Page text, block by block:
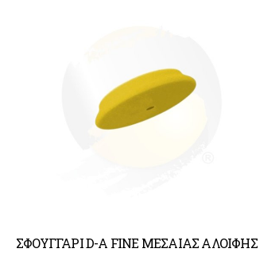
ΣΦΟΥΓΓΑΡΙ D-A FINE ΜΕΣΑΙΑΣ ΑΛΟΙΦΗΣ